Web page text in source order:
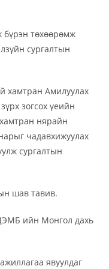
бүрэн төхөөрөмж
сургалтын
хамтран Амилуулах
зогсох үеийн
нярайн
чадавхижуулах
сургалтын
шав тавив.
ийн Монгол дахь
явуулдаг